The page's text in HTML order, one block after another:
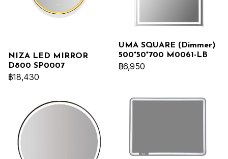
NIZA LED MIRROR
D800 SP0007
฿18,430
UMA SQUARE (Dimmer)
500*50*700 M0061-LB
฿6,950